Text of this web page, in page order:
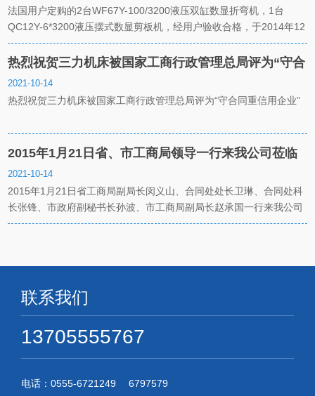
户验收合格，于2014年12月23日由上海港发往法国。
法国用户定购的2台WF67Y-100/3200液压双缸数显折弯机，1台
QC12Y-6*3200液压摆式数显剪板机，经用户验收合格，于2014年12
月23日由上海港发往法国。
热烈祝贺三力机床被国家工商行政管理总局评为“守合
同重信用企业”
2021-10-14
热烈祝贺三力机床被国家工商行政管理总局评为“守合同重信用企业”
2015年1月21日省、市工商局领导一行来我公司莅临
指导
2021-10-14
2015年1月21日省工商局副局长闵义山、合同处处长卫琳、合同处科
长张锋、市政府副秘书长孙波、市工商局副局长赵承国一行来我公司
莅临指导工作。
联系我们
13705555767
电话：0555-6721249 6797579